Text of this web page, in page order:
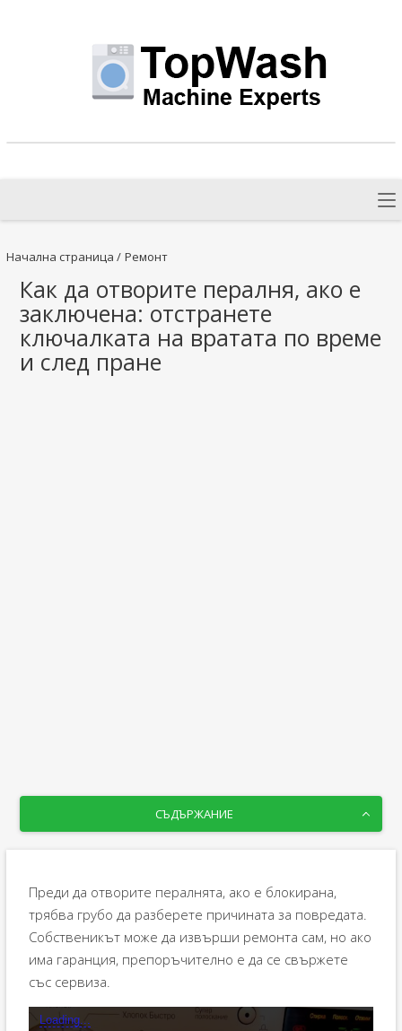
Начална страница / Ремонт
Как да отворите пералня, ако е
заключена: отстранете
ключалката на вратата по време
и след пране
СЪДЪРЖАНИЕ
Преди да отворите пералнята, ако е блокирана,
трябва грубо да разберете причината за повредата.
Собственикът може да извърши ремонта сам, но ако
има гаранция, препоръчително е да се свържете
със сервиза.
Loading...